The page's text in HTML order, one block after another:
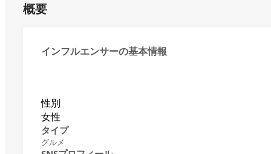
概要
インフルエンサーの基本情報
性別
女性
タイプ
グルメ